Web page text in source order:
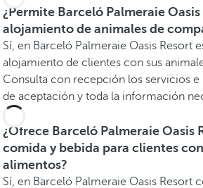
¿Permite Barceló Palmeraie
alojamiento de animales de
Sí, en Barceló Palmeraie Oasis Resort
alojamiento de clientes con sus
Consulta con recepción los servicios
de aceptación y toda la información
¿Ofrece Barceló Palmeraie Oasis
comida y bebida para clientes
alimentos?
Sí, en Barceló Palmeraie Oasis Resort